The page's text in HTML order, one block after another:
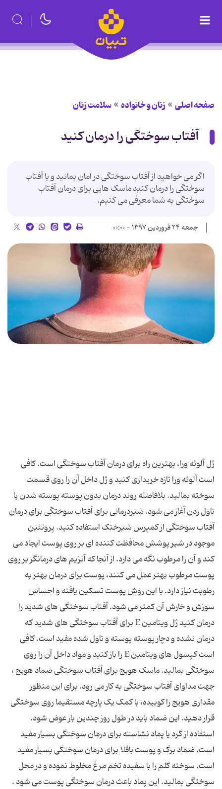
صفحه اصلی زنان و خانواده سلامت زنان
آفتاب سوختگی را درمان کنید
اگر می خواهید از آفتاب سوختگی در امان بمانید و یا آفتاب
سوختگی را درمان کنید ماسک هایی برای درمان آفتاب
سوختگی به شما معرفی می کنیم.
جمعه ۲۴ فروردین ۱۳۹۷ - ۰۰:۰۰
ژل آلوئه ورا، بهترین راه برای درمان آفتاب سوختگی است. کافی
است آلوئه ورا تازه خریداری کنید و ژل داخل آن را روی قسمت
سوخته بمالید. بلافاصله روند درمان بدون پوسته پوسته شدن یا
تاول زدن آغاز می شود. شیردرمانی برای آفتاب سوختگی برای درمان
آفتاب سوختگی از کمپرس شیرخنک استفاده کنید. پروتئین
موجود در شیر پوشش محافظت کننده ای بر روی پوست ایجاد می
کند و آن را مرطوب نگه می دارد. از آنجا که آنزیم های درمانگر بر روی
پوست مرطوب بهتر عمل می کنند، پوست برای درمان بهتر به
رطوبت نیاز دارد. با این روش پوست تسکین یافته و احساس
سوزش و خارش آن کمتر می شود. آفتاب سوختگی های شدید را
درمان کنید ژل ویتامین E برای آفتاب سوختگی های شدید که
درمان نشده و دچار پوسته پوسته و تاول شده مفید است. کافی
است کپسول های ویتامین E را باز کنید و مواد داخل آن را روی
سوختگی بمالید. ماسک هویج برای آفتاب سوختگی ضماد هویج ،
جهت مداوای آفتاب سوختگی به کار می رود. برای این منظور
مقداری هویج را کوبیده، با کمک یک پارچه مستقیما روی سوختگی
قرار دهید. این ضماد باید در طول روز چندین بار عوض شود.
استفاده از گرد یا پماد نشاسته برای درمان سوختگی بسیار مفید
است. ضماد برگ و پوست باقلا برای درمان سوختگی بسیار مفید
است. سوخته کلم را با سفیده تخم مرغ مخلوط نموده و در محل
سوختگی بمالید. این پماد باعث درمان سوختگی پوست می شود .